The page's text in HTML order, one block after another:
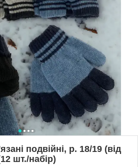
подвійні, р. 18/19 (від
шт./набір)